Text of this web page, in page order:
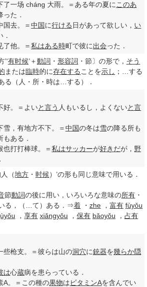
了一场 cháng 大雨。＝ある年の夏に このあ
った．
国去。＝中国に行ける 日があって欲しい， い
．
了他。＝私はある時町で彼に出会った．
’‘有时候’＋動詞 ・ 形容詞 ・節〕の形で， そう
または臨時的に存在する ことを示し ；…する
る（人・所・時は…する）．
好。＝よいと言う 人もいるし，よくないと言
雪，有地方不下。＝中国の冬は雪の降る所も
ある．
也打打棒球。＝私はサッカーが好きだが， 野
人（地方 ・ 时候）’の形も同じ意味で用いる．
節動詞の後に用い，いろいろな意味の所有 ・
る，（…て）ある．⇒着 ・ zhe ， 富有 fùyǒu
， 享有 xiǎngyǒu ， 保有 bǎoyǒu ， 占有
些枪支。＝彼らは山の洞穴に銃器を幾らか隠
は心蔵病を患らっている．
A。＝この種の果物はビタミンAを含んでい